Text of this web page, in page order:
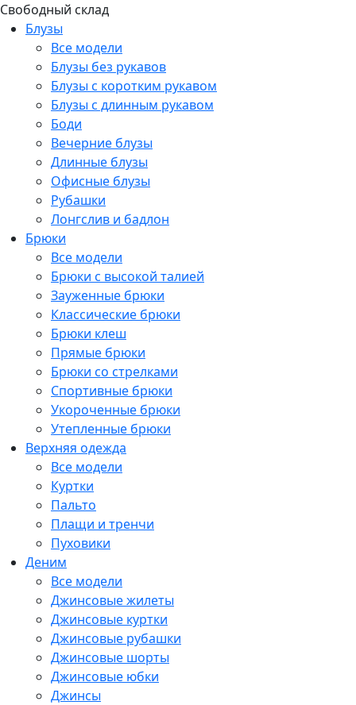
Свободный склад
Блузы
Все модели
Блузы без рукавов
Блузы с коротким рукавом
Блузы с длинным рукавом
Боди
Вечерние блузы
Длинные блузы
Офисные блузы
Рубашки
Лонгслив и бадлон
Брюки
Все модели
Брюки с высокой талией
Зауженные брюки
Классические брюки
Брюки клеш
Прямые брюки
Брюки со стрелками
Спортивные брюки
Укороченные брюки
Утепленные брюки
Верхняя одежда
Все модели
Куртки
Пальто
Плащи и тренчи
Пуховики
Деним
Все модели
Джинсовые жилеты
Джинсовые куртки
Джинсовые рубашки
Джинсовые шорты
Джинсовые юбки
Джинсы